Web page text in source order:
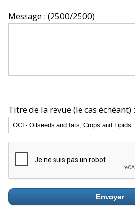
Message : (2500/2500)
Titre de la revue (le cas échéant) :
Envoyer